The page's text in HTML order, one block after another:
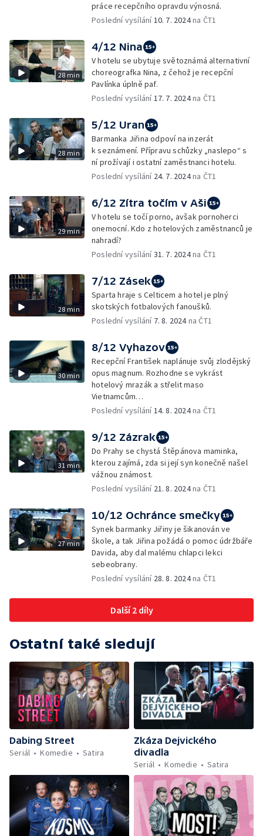
práce recepčního opravdu výnosná.
Poslední vysílání10. 7. 2024na ČT1
28 min
4/12 Nina
V hotelu se ubytuje světoznámá alternativní
choreografka Nina, z čehož je recepční
Pavlínka úplně paf.
Poslední vysílání17. 7. 2024na ČT1
28 min
5/12 Uran
Barmanka Jiřina odpoví na inzerát
k seznámení. Přípravu schůzky „naslepo“ s
ní prožívají i ostatní zaměstnanci hotelu.
Poslední vysílání 24. 7. 2024na ČT1
29 min
6/12 Zítra točím v Aši
V hotelu se točí porno, avšak pornoherci
onemocní. Kdo z hotelových zaměstnanců je
nahradí?
Poslední vysílání31. 7. 2024na ČT1
28 min
7/12 Zásek
Sparta hraje s Celticem a hotel je plný
skotských fotbalových fanoušků.
Poslední vysílání 7. 8. 2024na ČT1
30 min
8/12 Vyhazov
Recepční František naplánuje svůj zlodějský
opus magnum. Rozhodne se vykrást
hotelový mrazák a střelit maso
Vietnamcům…
Poslední vysílání14. 8. 2024na ČT1
31 min
9/12 Zázrak
Do Prahy se chystá Štěpánova maminka,
kterou zajímá, zda si její syn konečně našel
vážnou známost.
Poslední vysílání 21. 8. 2024na ČT1
27 min
10/12 Ochránce smečky
Synek barmanky Jiřiny je šikanován ve
škole, a tak Jiřina požádá o pomoc údržbáře
Davida, aby dal malému chlapci lekci
sebeobrany.
Poslední vysílání 28. 8. 2024na ČT1
Další 2 díly
Ostatní také sledují
Dabing Street
Seriál
Komedie Satira
Zkáza Dejvického
divadla
Seriál
Komedie Satira